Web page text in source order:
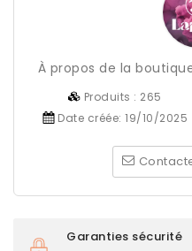
À propos de la
Produits : 265
Date créée:19/10/2025
Garanties sécurité